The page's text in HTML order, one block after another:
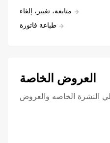
متابعة، تغيير، إلغاء
طباعة فاتورة
العروض الخاصة
النشرة الخاصه والعروض